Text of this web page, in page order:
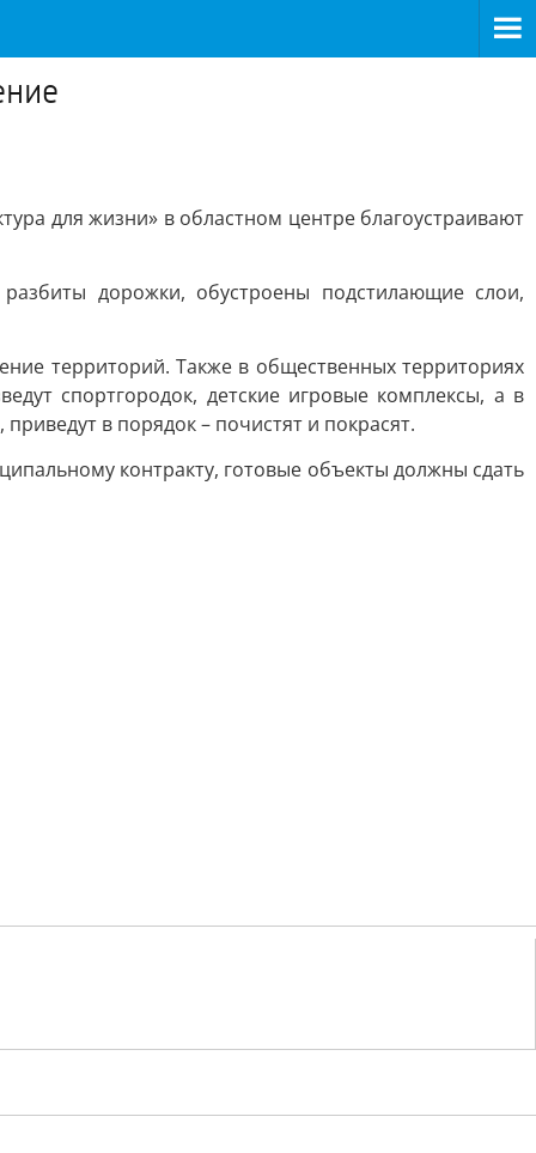
для жизни» в областном центре благоустраивают
дорожки, обустроены подстилающие слои,
территорий. Также в общественных территориях
спортгородок, детские игровые комплексы, а в
в порядок – почистят и покрасят.
контракту, готовые объекты должны сдать